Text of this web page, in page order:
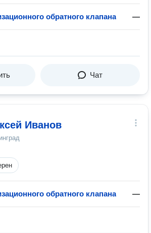
обратного клапана —
Чат
Иванов
обратного клапана —